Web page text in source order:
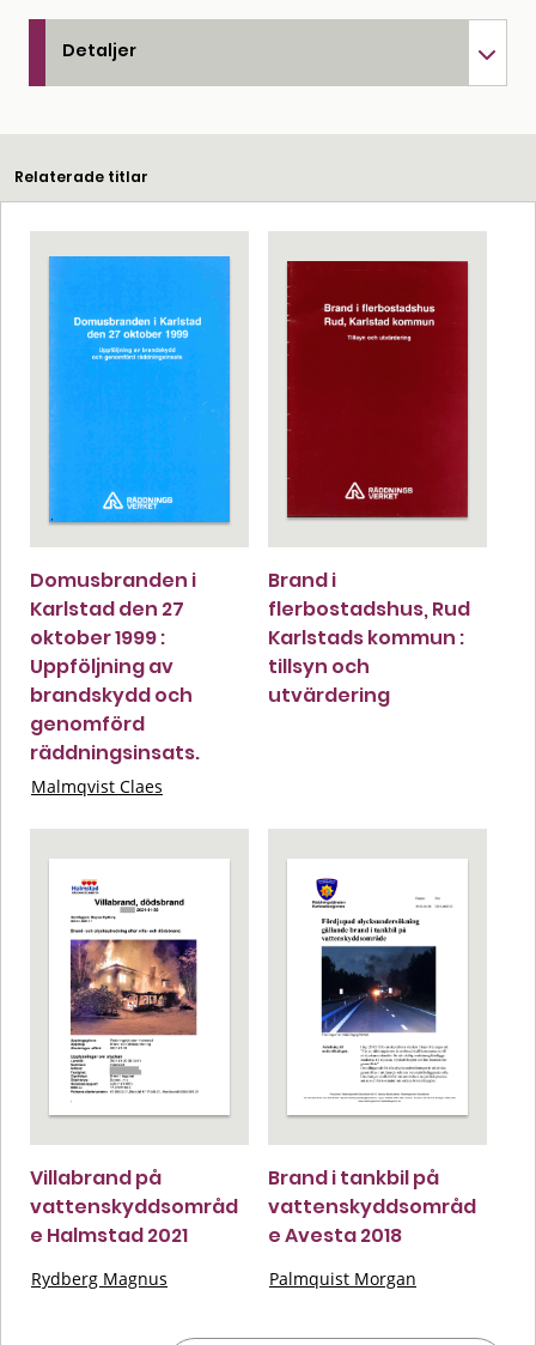
Detaljer
Relaterade titlar
Domusbranden i
Karlstad den 27
oktober 1999 :
Uppföljning av
brandskydd och
genomförd
räddningsinsats.
Malmqvist Claes
Brand i
flerbostadshus, Rud
Karlstads kommun :
tillsyn och
utvärdering
Villabrand på
vattenskyddsområd
e Halmstad 2021
Rydberg Magnus
Brand i tankbil på
vattenskyddsområd
e Avesta 2018
Palmquist Morgan